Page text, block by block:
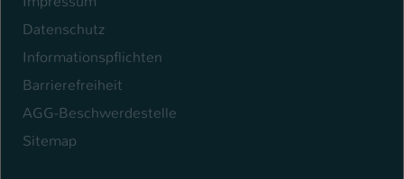
Datenschutz
Informationspflichten
Barrierefreiheit
AGG-Beschwerdestelle
Sitemap